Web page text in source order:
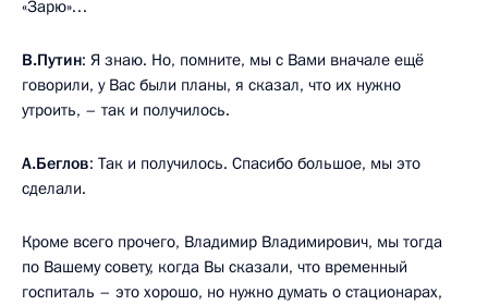
«Зарю»…
В.Путин: Я знаю. Но, помните, мы с Вами вначале ещё
говорили, у Вас были планы, я сказал, что их нужно
утроить, – так и получилось.
А.Беглов: Так и получилось. Спасибо большое, мы это
сделали.
Кроме всего прочего, Владимир Владимирович, мы тогда
по Вашему совету, когда Вы сказали, что временный
госпиталь – это хорошо, но нужно думать о стационарах,